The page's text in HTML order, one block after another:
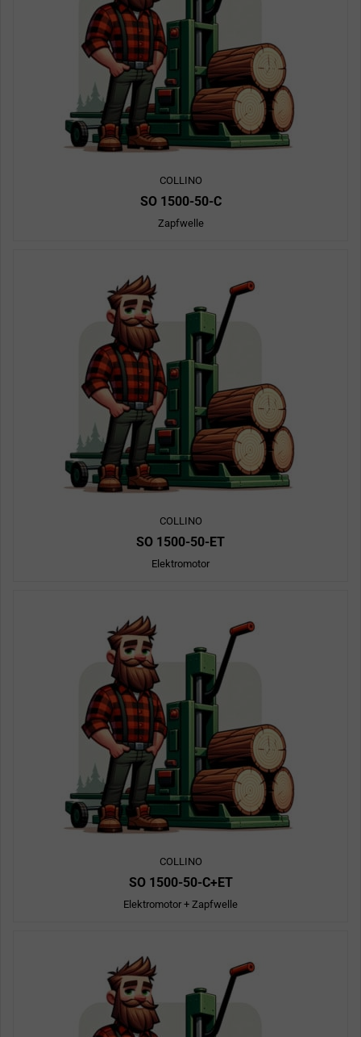
COLLINO
SO 1500-50-C
Zapfwelle
COLLINO
SO 1500-50-ET
Elektromotor
COLLINO
SO 1500-50-C+ET
Elektromotor + Zapfwelle